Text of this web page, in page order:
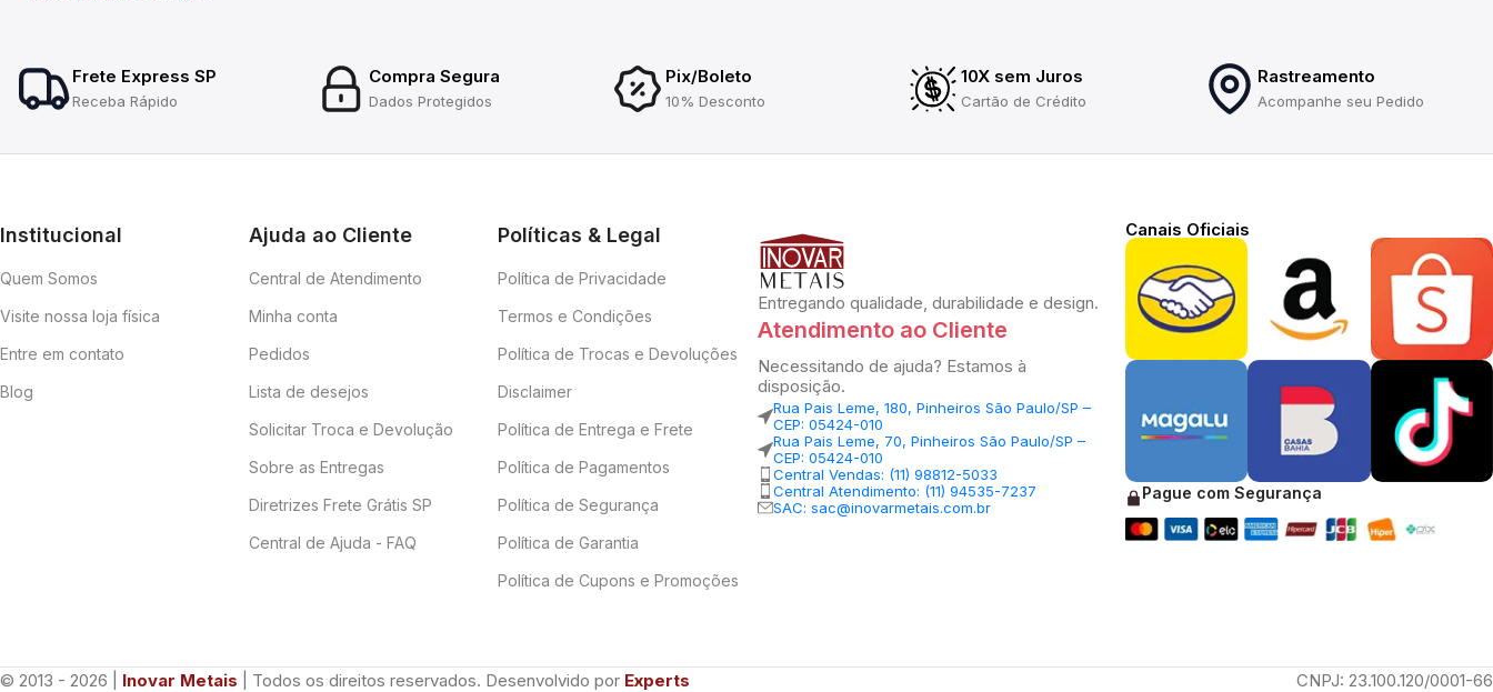
Frete Express SP
Receba Rápido
Compra Segura
Dados Protegidos
Pix/Boleto
10% Desconto
10X sem Juros
Cartão de Crédito
Rastreamento
Acompanhe seu Pedido
Institucional
Quem Somos
Visite nossa loja física
Entre em contato
Blog
Ajuda ao Cliente
Central de Atendimento
Minha conta
Pedidos
Lista de desejos
Solicitar Troca e Devolução
Sobre as Entregas
Diretrizes Frete Grátis SP
Central de Ajuda - FAQ
Políticas & Legal
Política de Privacidade
Termos e Condições
Política de Trocas e Devoluções
Disclaimer
Política de Entrega e Frete
Política de Pagamentos
Política de Segurança
Política de Garantia
Política de Cupons e Promoções
Entregando qualidade, durabilidade e design.
Atendimento ao Cliente
Necessitando de ajuda? Estamos à
disposição.
Rua Pais Leme, 180, Pinheiros São Paulo/SP –
CEP: 05424-010
Rua Pais Leme, 70, Pinheiros São Paulo/SP –
CEP: 05424-010
Central Vendas: (11) 98812-5033
Central Atendimento: (11) 94535-7237
SAC: sac@inovarmetais.com.br
Canais Oficiais
Pague com Segurança
© 2013 - 2026 | Inovar Metais | Todos os direitos reservados. Desenvolvido por Experts
CNPJ: 23.100.120/0001-66